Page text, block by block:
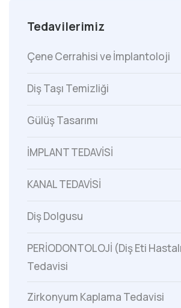
Tedavilerimiz
Çene Cerrahisi ve İmplantoloji
Diş Taşı Temizliği
Gülüş Tasarımı
İMPLANT TEDAVİSİ
KANAL TEDAVİSİ
Diş Dolgusu
PERİODONTOLOJİ (Diş Eti
Tedavisi
Zirkonyum Kaplama Tedavisi